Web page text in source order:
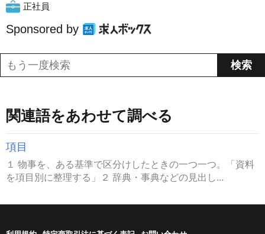
正社員
Sponsored by
関連語をあわせて調べる
項目
１ 物事を、ある基準で区分けしたときの一つ一つ。「資料
を項目別に整理する」２ 辞典・事典などの見出し...